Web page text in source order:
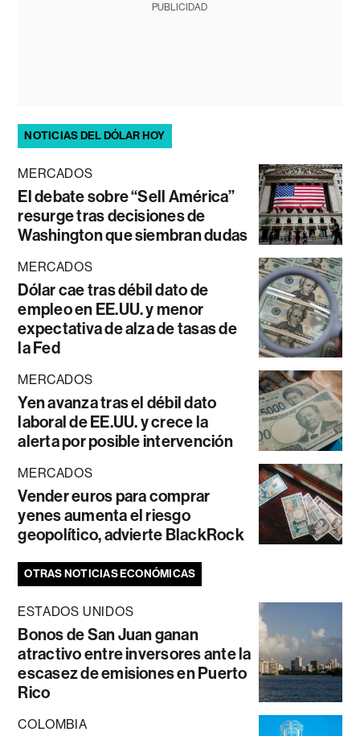
PUBLICIDAD
NOTICIAS DEL DÓLAR HOY
MERCADOS
El debate sobre “Sell América”
resurge tras decisiones de
Washington que siembran dudas
MERCADOS
Dólar cae tras débil dato de
empleo en EE.UU. y menor
expectativa de alza de tasas de
la Fed
MERCADOS
Yen avanza tras el débil dato
laboral de EE.UU. y crece la
alerta por posible intervención
MERCADOS
Vender euros para comprar
yenes aumenta el riesgo
geopolítico, advierte BlackRock
OTRAS NOTICIAS ECONÓMICAS
ESTADOS UNIDOS
Bonos de San Juan ganan
atractivo entre inversores ante la
escasez de emisiones en Puerto
Rico
COLOMBIA